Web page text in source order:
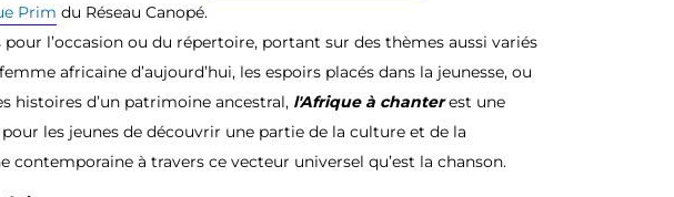
Prim du Réseau Canopé.
pour l’occasion ou du répertoire, portant sur des thèmes aussi variés
africaine d’aujourd’hui, les espoirs placés dans la jeunesse, ou
histoires d’un patrimoine ancestral, l'Afrique à chanter est une
les jeunes de découvrir une partie de la culture et de la
contemporaine à travers ce vecteur universel qu’est la chanson.